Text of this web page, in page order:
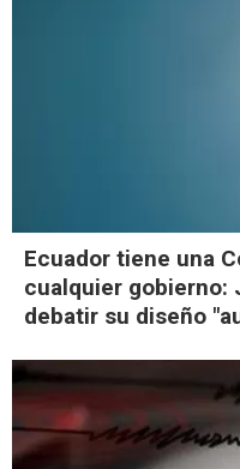
Ecuador tiene una
cualquier gobierno:
debatir su diseño